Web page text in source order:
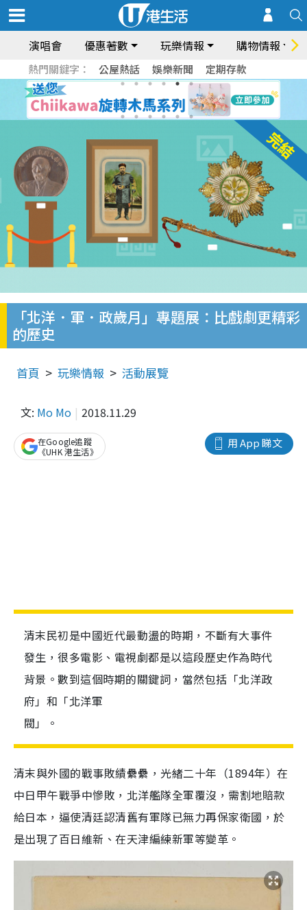
演唱會 優惠著數 玩樂情報 購物情報
熱門關鍵字： 公屋熱話 娛樂新聞 定期存款
「北洋．軍．政歲月」專題展：比戲劇更精彩
的歷史
首頁 玩樂情報 活動展覽
文: Mo Mo 2018.11.29
用 App 睇文
在Google追蹤
《UHK 港生活》
清末民初是中國近代最動盪的時期，不斷有大事件
發生，很多電影、電視劇都是以這段歷史作為時代
背景。數到這個時期的關鍵詞，當然包括「北洋政
府」和「北洋軍
閥」。
清末與外國的戰事敗績纍纍，光緒二十年（1894年）在
中日甲午戰爭中慘敗，北洋艦隊全軍覆沒，需割地賠款
給日本，逼使清廷認清舊有軍隊已無力再保家衛國，於
是出現了百日維新、在天津編練新軍等變革。